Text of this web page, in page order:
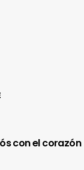
con el corazón